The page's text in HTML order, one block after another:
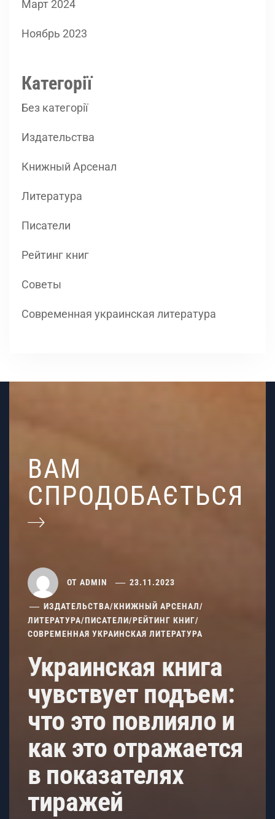
Март 2024
Ноябрь 2023
Категорії
Без категорії
Издательства
Книжный Арсенал
Литература
Писатели
Рейтинг книг
Советы
Современная украинская литература
ВАМ
СПРОДОБАЄТЬСЯ
ОТ ADMIN 23.11.2023
ИЗДАТЕЛЬСТВА/КНИЖНЫЙ АРСЕНАЛ/
ЛИТЕРАТУРА/ПИСАТЕЛИ/РЕЙТИНГ КНИГ/
СОВРЕМЕННАЯ УКРАИНСКАЯ ЛИТЕРАТУРА
Украинская книга
чувствует подъем:
что это повлияло и
как это отражается
в показателях
тиражей